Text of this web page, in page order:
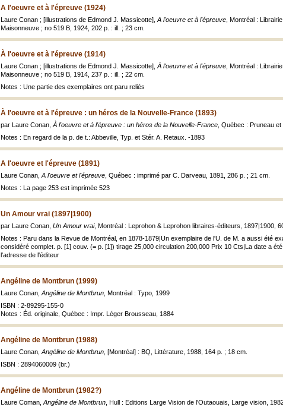
A l'oeuvre et à l'épreuve (1924)
Laure Conan ; [illustrations de Edmond J. Massicotte], A l'oeuvre et à l'épreuve , Montréal :
Maisonneuve ; no 519 B, 1924, 202 p. : ill. ; 23 cm.
À l'oeuvre et à l'épreuve (1914)
Laure Conan ; [illustrations de Edmond J. Massicotte], À l'oeuvre et à l'épreuve , Montréal :
Maisonneuve ; no 519 B, 1914, 237 p. : ill. ; 22 cm.
Notes : Une partie des exemplaires ont paru reliés
À l'oeuvre et à l'épreuve : un héros de la Nouvelle-France (1893)
par Laure Conan, À l'oeuvre et à l'épreuve : un héros de la Nouvelle-France , Québec : Pruneau
Notes : En regard de la p. de t.: Abbeville, Typ. et Stér. A. Retaux. -1893
A l'oeuvre et l'épreuve (1891)
Laure Conan, A l'oeuvre et l'épreuve , Québec : imprimé par C. Darveau, 1891, 286 p. ; 21 cm.
Notes : La page 253 est imprimée 523
Un Amour vrai (1897|1900)
par Laure Conan, Un Amour vrai, Montréal : Leprohon & Leprohon libraires-éditeurs, 1897|1900,
Notes : Paru dans la Revue de Montréal, en 1878-1879|Un exemplaire de l'U. de M. a aussi été
considéré complet. p. [1] couv. (= p. [1]) tirage 25,000 circulation 200,000 Prix 10 Cts|La date a
l'adresse de l'éditeur
Angéline de Montbrun (1999)
Laure Conan, Angéline de Montbrun , Montréal : Typo, 1999
ISBN : 2-89295-155-0
Notes : Éd. originale, Québec : Impr. Léger Brousseau, 1884
Angéline de Montbrun (1988)
Laure Conan, Angéline de Montbrun , [Montréal] : BQ, Littérature, 1988, 164 p. ; 18 cm.
ISBN : 2894060009 (br.)
Angéline de Montbrun (1982?)
Laure Coman, Angéline de Montbrun , Hull : Editions Large Vision de l'Outaouais, Large vision,